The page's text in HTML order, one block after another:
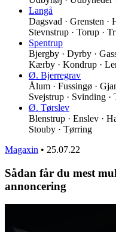
Langå
Dagsvad · Grensten ·
Stevnstrup · Torup ·
Spentrup
Bjergby · Dyrby ·
Kærby · Kondrup ·
Ø. Bjerregrav
Ålum · Fussingø ·
Svejstrup · Svinding ·
Ø. Tørslev
Blenstrup · Enslev ·
Stouby · Tørring
Magaxin • 25.07.22
Sådan får du mest
annoncering